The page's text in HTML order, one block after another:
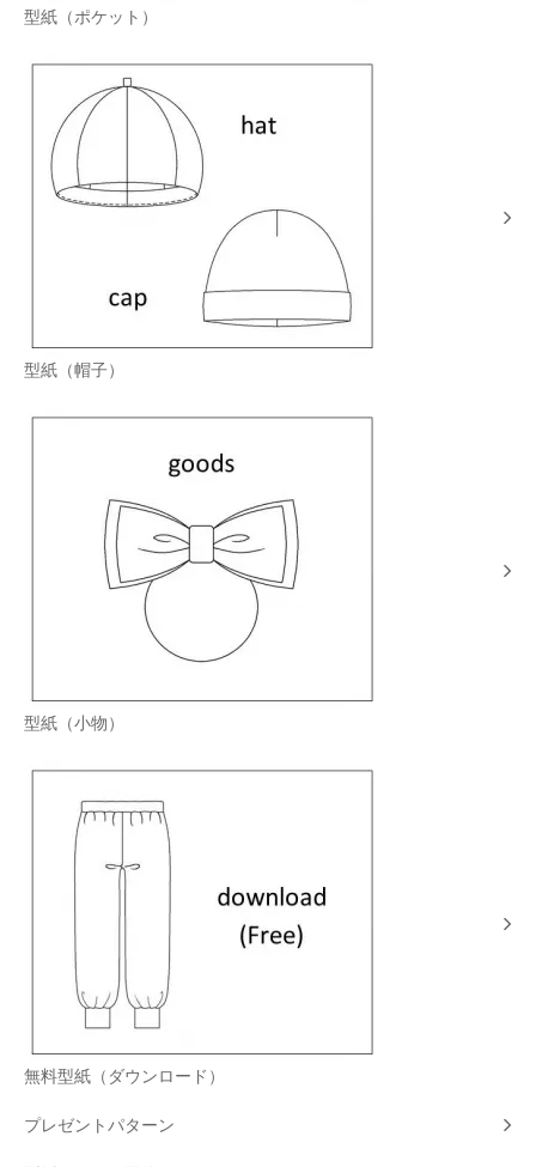
型紙（ポケット）
型紙（帽子）
型紙（小物）
無料型紙（ダウンロード）
プレゼントパターン